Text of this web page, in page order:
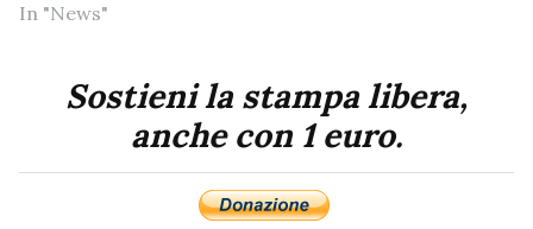
In "News"
Sostieni la stampa libera,
anche con 1 euro.